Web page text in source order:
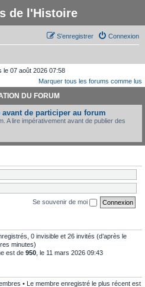
de l'Histoire
Connexion
S’enregistrer
le 07 août 2026 07:58
Marquer tous les forums comme lus
DU FORUM
de participer au forum
A lire impérativement avant de publier des
Se souvenir de moi
0 invisible et 26 invités (d’après le
minutes)
est de 950 , le 11 mars 2026 09:43
• Le membre enregistré le plus récent est